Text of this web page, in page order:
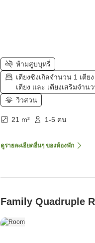
ห้ามสูบบุหรี่
เตียงซิงเกิลจำนวน 1 เตีย
เตียง และ เตียงเสริมจำน
วิวสวน
21 m² 1-5 คน
ดูรายละเอียดอื่นๆ ของห้องพัก
Family Quadruple